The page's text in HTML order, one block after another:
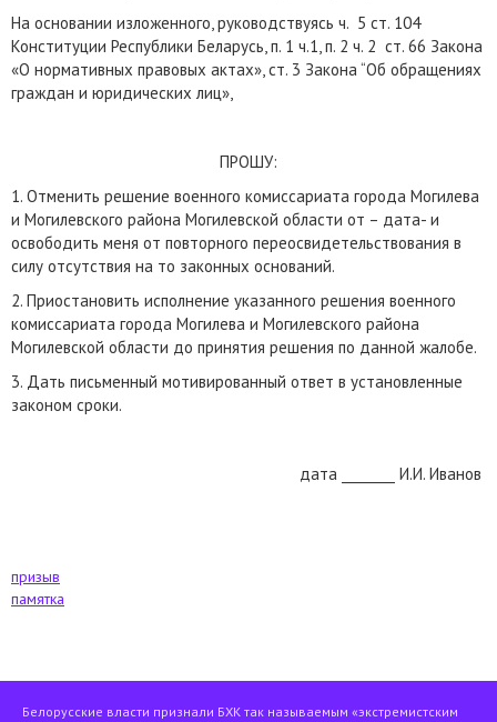
На основании изложенного, руководствуясь ч. 5 ст. 104
Конституции Республики Беларусь, п. 1 ч.1, п. 2 ч. 2 ст. 66 Закона
«О нормативных правовых актах», ст. 3 Закона “Об обращениях
граждан и юридических лиц»,
ПРОШУ:
1. Отменить решение военного комиссариата города Могилева
и Могилевского района Могилевской области от – дата- и
освободить меня от повторного переосвидетельствования в
силу отсутствия на то законных оснований.
2. Приостановить исполнение указанного решения военного
комиссариата города Могилева и Могилевского района
Могилевской области до принятия решения по данной жалобе.
3. Дать письменный мотивированный ответ в установленные
законом сроки.
дата ________ И.И. Иванов
призыв
памятка
Белорусские власти признали БХК так называемым «экстремистским